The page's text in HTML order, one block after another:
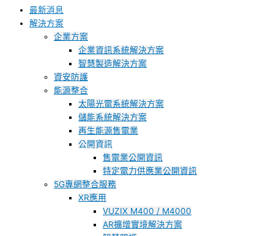
最新消息
解決方案
企業方案
企業資訊系統解決方案
智慧製造解決方案
資安防護
能源整合
太陽光電系統解決方案
儲能系統解決方案
再生能源售電業
公開資訊
售電業公開資訊
特定電力供應業公開資訊
5G專網整合服務
XR應用
VUZIX M400 / M4000
AR擴增實境解決方案